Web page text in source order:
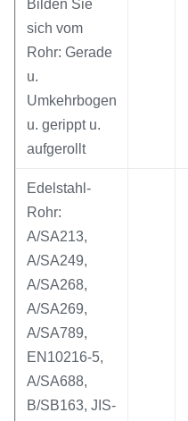
Bilden Sie
sich vom
Rohr: Gerade
u.
Umkehrbogen
u. gerippt u.
aufgerollt
Edelstahl-
Rohr:
A/SA213,
A/SA249,
A/SA268,
A/SA269,
A/SA789,
EN10216-5,
A/SA688,
B/SB163, JIS-